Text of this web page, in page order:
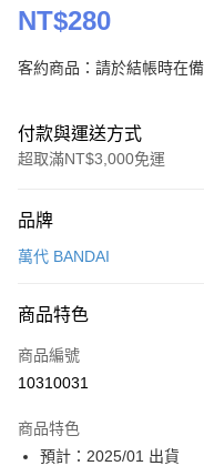
NT$280
客約商品：請於結帳時在
付款與運送方式
超取滿NT$3,000免運
信用卡一次付款
Apple Pay
Google Pay
大哥付你分期
相關說明
品牌
萬代 BANDAI
商品特色
商品編號
10310031
商品特色
預計：2025/01 出貨